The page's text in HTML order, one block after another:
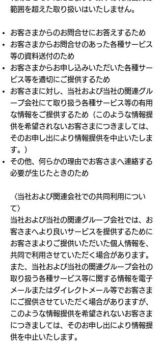
範囲を超えた取り扱いはいたしません。
お客さまからのお問合せにお答えするため
お客さまからお問合せのあった各種サービス
等の資料送付のため
お客さまからお申し込みいただいた各種サー
ビス等を適切にご提供するため
お客さまに対し、当社および当社の関連グル
ープ会社にて取り扱う各種サービス等の有用
な情報をご提供するため（このような情報提
供を希望されないお客さまにつきましては、
そのお申し出により情報提供を中止いたしま
す。）
その他、何らかの理由でお客さまへ連絡する
必要が生じたときのため
〈当社および関連会社での共同利用につい
て〉
当社および当社の関連グループ会社では、お
客さまへより良いサービスを提供するために
お客さまよりご提供いただいた個人情報を、
共同で利用させていただく場合があります。
また、当社および当社の関連グループ会社の
取り扱う各種サービス等に関する情報を電子
メールまたはダイレクトメール等でお客さま
にご提供させていただく場合がありますが、
このような情報提供を希望されないお客さま
につきましては、そのお申し出により情報提
供を中止いたします。